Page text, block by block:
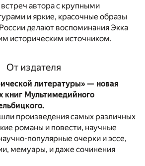
автора с крупными
и яркие, красочные образы
делают воспоминания Экка
историческим источником.
От издателя
литературы» — новая
книг Мультимедийного
произведения самых различных
романы и повести, научные
популярные очерки и эссе,
мемуары, и даже сочинения